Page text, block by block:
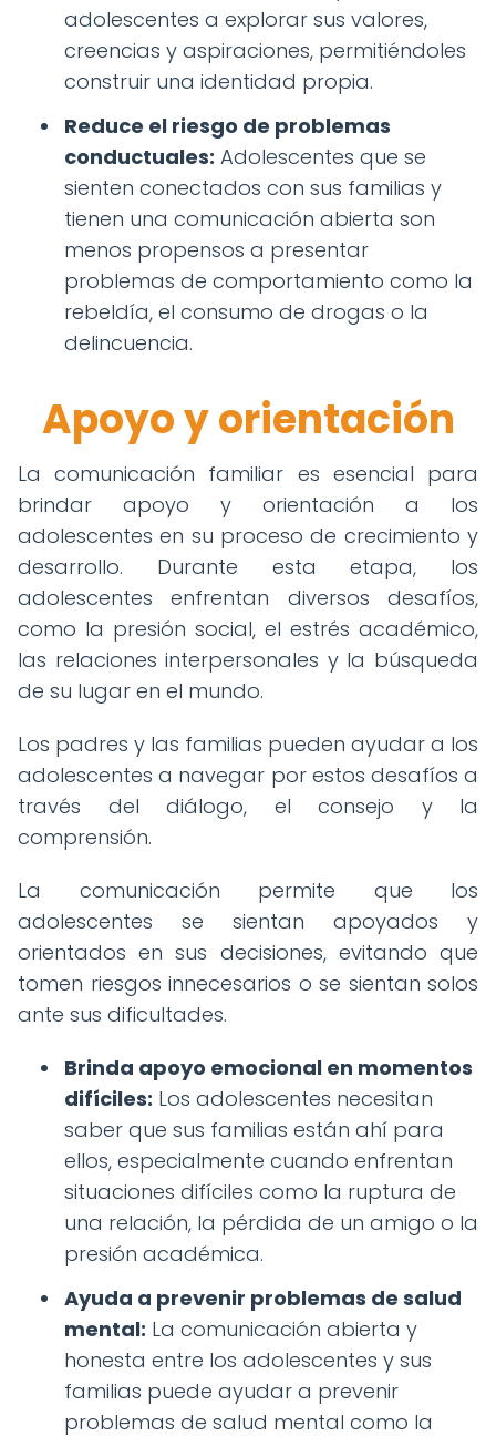
adolescentes a explorar sus valores,
creencias y aspiraciones, permitiéndoles
construir una identidad propia.
Reduce el riesgo de problemas
conductuales: Adolescentes que se
sienten conectados con sus familias y
tienen una comunicación abierta son
menos propensos a presentar
problemas de comportamiento como la
rebeldía, el consumo de drogas o la
delincuencia.
Apoyo y orientación
La comunicación familiar es esencial para
brindar apoyo y orientación a los
adolescentes en su proceso de crecimiento y
desarrollo. Durante esta etapa, los
adolescentes enfrentan diversos desafíos,
como la presión social, el estrés académico,
las relaciones interpersonales y la búsqueda
de su lugar en el mundo.
Los padres y las familias pueden ayudar a los
adolescentes a navegar por estos desafíos a
través del diálogo, el consejo y la
comprensión.
La comunicación permite que los
adolescentes se sientan apoyados y
orientados en sus decisiones, evitando que
tomen riesgos innecesarios o se sientan solos
ante sus dificultades.
Brinda apoyo emocional en momentos
difíciles: Los adolescentes necesitan
saber que sus familias están ahí para
ellos, especialmente cuando enfrentan
situaciones difíciles como la ruptura de
una relación, la pérdida de un amigo o la
presión académica.
Ayuda a prevenir problemas de salud
mental: La comunicación abierta y
honesta entre los adolescentes y sus
familias puede ayudar a prevenir
problemas de salud mental como la